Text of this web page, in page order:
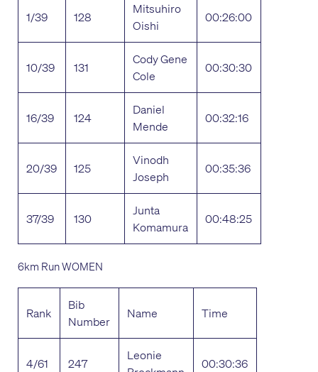
1/39 128
Mitsuhiro
Oishi
00:26:00
10/39 131
Cody Gene
Cole
00:30:30
16/39 124
Daniel
Mende
00:32:16
20/39 125
Vinodh
Joseph
00:35:36
37/39 130
Junta
Komamura
00:48:25
6km Run WOMEN
Rank
Bib
Number
Name Time
4/61 247
Leonie
00:30:36